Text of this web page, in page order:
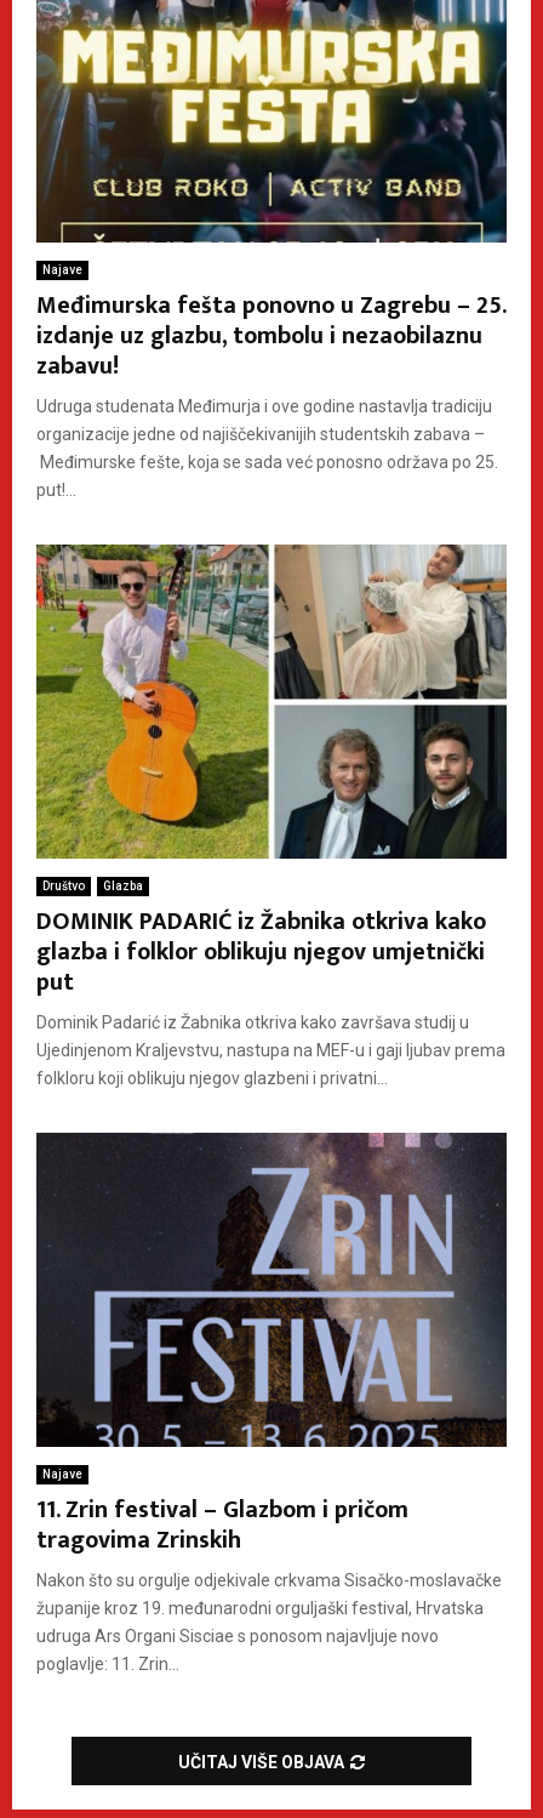
Najave
Međimurska fešta ponovno u Zagrebu – 25.
izdanje uz glazbu, tombolu i nezaobilaznu
zabavu!
Udruga studenata Međimurja i ove godine nastavlja tradiciju
organizacije jedne od najiščekivanijih studentskih zabava –
Međimurske fešte, koja se sada već ponosno održava po 25.
put!...
Društvo Glazba
DOMINIK PADARIĆ iz Žabnika otkriva kako
glazba i folklor oblikuju njegov umjetnički
put
Dominik Padarić iz Žabnika otkriva kako završava studij u
Ujedinjenom Kraljevstvu, nastupa na MEF-u i gaji ljubav prema
folkloru koji oblikuju njegov glazbeni i privatni...
Najave
11. Zrin festival – Glazbom i pričom
tragovima Zrinskih
Nakon što su orgulje odjekivale crkvama Sisačko-moslavačke
županije kroz 19. međunarodni orguljaški festival, Hrvatska
udruga Ars Organi Sisciae s ponosom najavljuje novo
poglavlje: 11. Zrin...
UČITAJ VIŠE OBJAVA